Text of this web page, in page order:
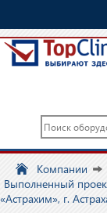
Компании
Выполненный
«Астрахим», г.